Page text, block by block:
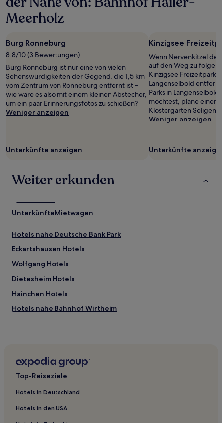
Aufenthalt
mit
2 Erwachsenen
gefunden
wurde.
Preise
und
Verfügbarkeiten
können
sich
ändern.
Bedingungen
Meerholz
Burg Ronneburg
8.8/10 (3 Bewertungen)
Burg Ronneburg ist nur eine von vielen
Sehenswürdigkeiten der Gegend, die 1,5 km
vom Zentrum von Ronneburg entfernt ist –
wie wäre es also mit einem kleinen Abstecher,
um ein paar Erinnerungsfotos zu schießen?
Weniger anzeigen
Unterkünfte anzeigen
Kinzigsee
Wenn Nervenkitzel
auf den Weg zu
Kinzigsee Freizeitpark,
Langenselbold
Parks in
möchtest, plane einen
Klostergarten
Weniger anzeigen
Unterkünfte
Weiter erkunden
UnterkünfteMietwagen
Hotels nahe Deutsche Bank Park
Eckartshausen Hotels
Wolfgang Hotels
Dietesheim Hotels
Hainchen Hotels
Hotels nahe Bahnhof Wirtheim
Hotels nahe Frankfurt Eissporthalle
Hainstadt Hotels
Kaichen Hotels
Büdesheim Hotels
Top-Reiseziele
Hotels in Deutschland
Hotels in den USA